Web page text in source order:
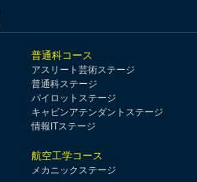
普通科コース
アスリート芸術ステージ
普通科ステージ
パイロットステージ
キャビンアテンダントステージ
情報ITステージ
航空工学コース
メカニックステージ